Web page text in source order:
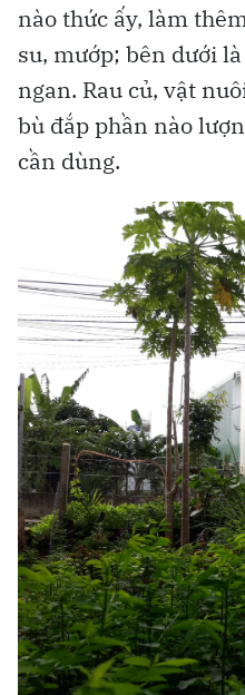
nào thức ấy, làm
su, mướp; bên dưới
ngan. Rau củ, vật
bù đắp phần nào
cần dùng.